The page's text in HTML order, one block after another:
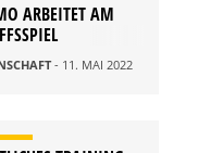
ARBEITET AM
- 11. MAI 2022